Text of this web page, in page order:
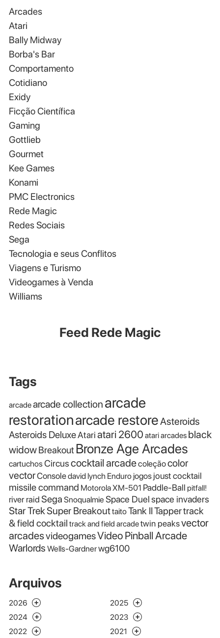
Arcades
Atari
Bally Midway
Borba's Bar
Comportamento
Cotidiano
Exidy
Ficção Científica
Gaming
Gottlieb
Gourmet
Kee Games
Konami
PMC Electronics
Rede Magic
Redes Sociais
Sega
Tecnologia e seus Conflitos
Viagens e Turismo
Videogames à Venda
Williams
Feed Rede Magic
Tags
arcadearcade collection arcade
restorationarcade restoreAsteroids
Asteroids DeluxeAtariatari 2600 atari arcades black
widowBreakoutBronze Age Arcades
cartuchosCircuscocktail arcadecoleçãocolor
vectorConsoledavid lynch Enduro jogos joust cocktail
missile command Motorola XM-501 Paddle-Ball pitfall!
river raidSega Snoqualmie Space Duelspace invaders
Star TrekSuper BreakouttaitoTank IITappertrack
& field cocktail track and field arcadetwin peaksvector
arcadesvideogamesVideo Pinball Arcade
Warlords Wells-Gardnerwg6100
Arquivos
2026
2025
2024
2023
2022
2021